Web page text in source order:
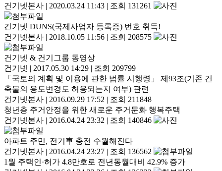
건기넷본사 | 2020.03.24 11:43 | 조회 131261
건기넷 DUNS(국제사업자 등록증) 번호 취득!
건기넷본사 | 2018.10.05 11:56 | 조회 208575
건기넷 & 건기그룹 동영상
건기넷 | 2017.05.30 14:29 | 조회 209799
「국토의 계획 및 이용에 관한 법률 시행령」 제93조(기존 건
축물의 용도변경도 허용되는지 여부) 관련
건기넷본사 | 2016.09.29 17:52 | 조회 211848
청년층 주거안정을 위한 새로운 주거문화 행복주택
건기넷본사 | 2016.04.24 23:32 | 조회 140846
아파트 주민, 전기車 충전 수월해진다
건기넷본사 | 2016.04.24 23:27 | 조회 136562
1월 주택인·허가 4.8만호로 전년동월대비 42.9% 증가